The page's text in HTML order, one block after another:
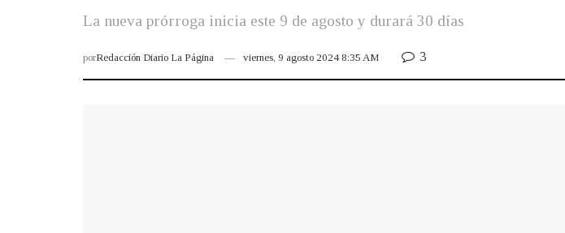
La nueva prórroga inicia este 9 de agosto y durará 30 días
porRedacción Diario La Página viernes, 9 agosto 2024 8:35 AM 3